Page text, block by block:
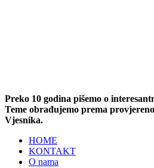
Preko 10 godina pišemo o
Teme obrađujemo prema
Vjesnika.
HOME
KONTAKT
O nama